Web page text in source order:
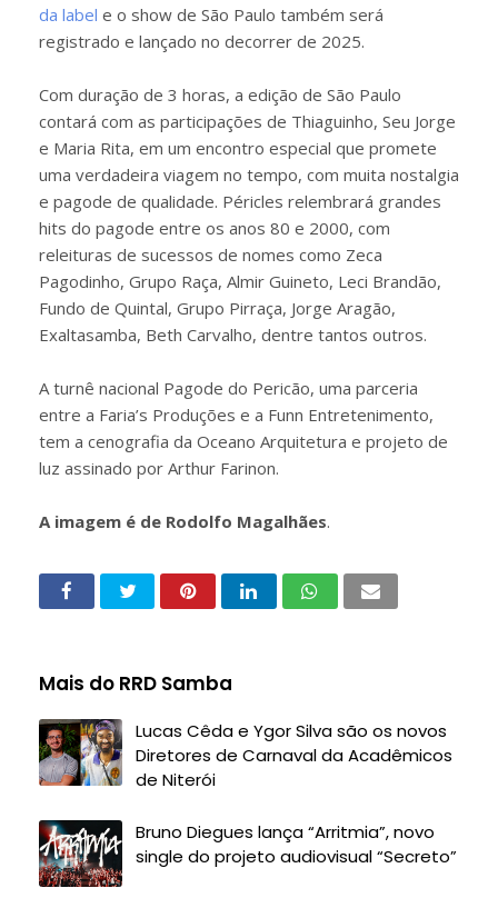
da label e o show de São Paulo também será
registrado e lançado no decorrer de 2025.
Com duração de 3 horas, a edição de São Paulo
contará com as participações de Thiaguinho, Seu Jorge
e Maria Rita, em um encontro especial que promete
uma verdadeira viagem no tempo, com muita nostalgia
e pagode de qualidade. Péricles relembrará grandes
hits do pagode entre os anos 80 e 2000, com
releituras de sucessos de nomes como Zeca
Pagodinho, Grupo Raça, Almir Guineto, Leci Brandão,
Fundo de Quintal, Grupo Pirraça, Jorge Aragão,
Exaltasamba, Beth Carvalho, dentre tantos outros.
A turnê nacional Pagode do Pericão, uma parceria
entre a Faria’s Produções e a Funn Entretenimento,
tem a cenografia da Oceano Arquitetura e projeto de
luz assinado por Arthur Farinon.
A imagem é de Rodolfo Magalhães.
Mais do RRD Samba
Lucas Cêda e Ygor Silva são os novos
Diretores de Carnaval da Acadêmicos
de Niterói
Bruno Diegues lança “Arritmia”, novo
single do projeto audiovisual “Secreto”